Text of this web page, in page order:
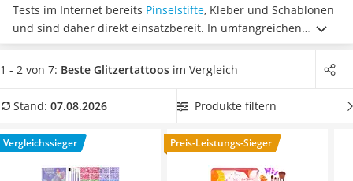
Reisetasche mit Rollen
Klimmzugstation
Koffer
Nachtsichtgerät
Handgepäck-Koffer
Wanderschuhe Herren
Sicherheitsweste Reiten
Tests im Internet bereits Pinselstifte, Kleber und Schablonen
und sind daher direkt einsatzbereit. In umfangreichen
Glitzertattoo-Sets sind gleichmehrere Farben und
Schablonen enthalten, sodass sich für Jungen und Mädchen
aus unserer Vergleichstabelle, die mit mehr als drei Pinseln
Tattoos auftragen können. Überzeugt hat uns hier im August
2026 besonders das Modell
Joitale Glitzer Tattoo Set
seinen Eigenschaften.
1 - 2 von 7: Beste Glitzertattoos im Vergleich
Stand: 07.08.2026 Produkte filtern
Vergleichssieger Preis-Leistungs-Sieger